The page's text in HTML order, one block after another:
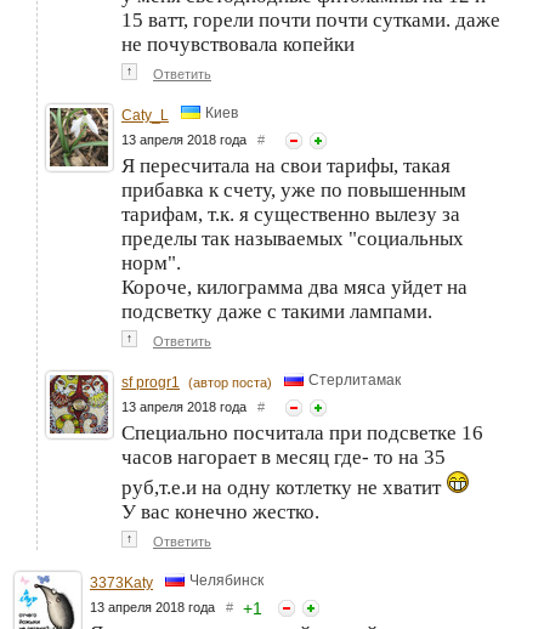
15 ватт, горели почти почти сутками. даже
не почувствовала копейки
↑ Ответить
Caty_L Киев
13 апреля 2018 года #
Я пересчитала на свои тарифы, такая
прибавка к счету, уже по повышенным
тарифам, т.к. я существенно вылезу за
пределы так называемых "социальных
норм".
Короче, килограмма два мяса уйдет на
подсветку даже с такими лампами.
↑ Ответить
sf progr1 (автор поста) Стерлитамак
13 апреля 2018 года #
Специально посчитала при подсветке 16
часов нагорает в месяц где- то на 35
руб,т.е.и на одну котлетку не хватит
У вас конечно жестко.
↑ Ответить
3373Katy Челябинск
13 апреля 2018 года # +1